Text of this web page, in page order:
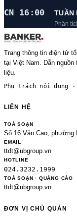
CN 16:00 TUẦN
Phân
Trang thông tin điện tử
tại Việt Nam. Dẫn
liệu.
Phụ trách nội dung
LIÊN HỆ
TOÀ SOẠN
Số 16 Văn Cao, phường
EMAIL
ttdt@ubgroup.vn
HOTLINE
024.3232.1999
TOÀ SOẠN · QUẢNG CÁO
ttdt@ubgroup.vn
ĐƠN VỊ CHỦ QUẢN